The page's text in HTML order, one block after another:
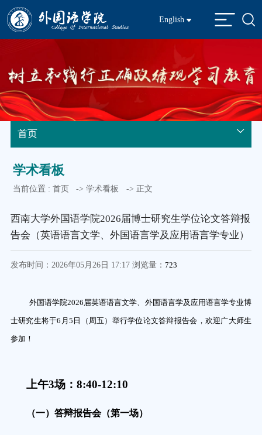
English
首页
学术看板
当前位置 :首页 ->学术看板 -> 正文
西南大学外国语学院2026届博士研究生学位论文答辩报
告会（英语语言文学、外国语言学及应用语言学专业）
发布时间：2026年05月26日 17:17 浏览量： 723
外国语学院2026届英语语言文学、外国语言学及应用语言学专业博
士研究生将于6月5日（周五） 举行学位论文答辩报告会，欢迎广大师生
参加！
上午3场：8:40-12:10
（一）答辩报告会（第一场）